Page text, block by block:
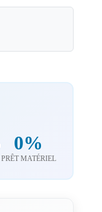
0%
PRÊT MATÉRIEL